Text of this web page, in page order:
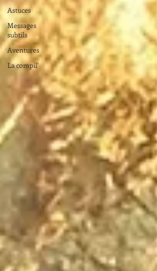
Astuces
Messages
subtils
Aventures
La compil'